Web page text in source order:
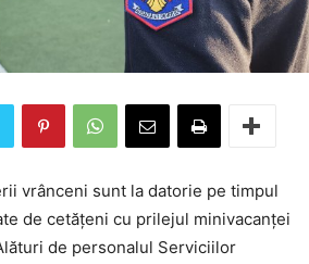
vrânceni sunt la datorie pe timpul
de cetățeni cu prilejul minivacanței
de personalul Serviciilor